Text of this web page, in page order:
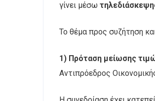
γίνει μέσω
Το θέμα προς συζήτηση
1) Πρόταση μείωσης
Αντιπρόεδρος